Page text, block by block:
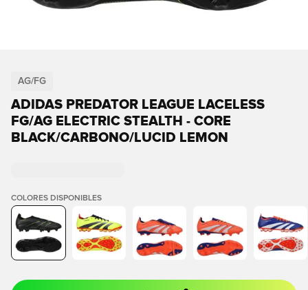
AG/FG
ADIDAS PREDATOR LEAGUE LACELESS
FG/AG ELECTRIC STEALTH - CORE
BLACK/CARBONO/LUCID LEMON
COLORES DISPONIBLES